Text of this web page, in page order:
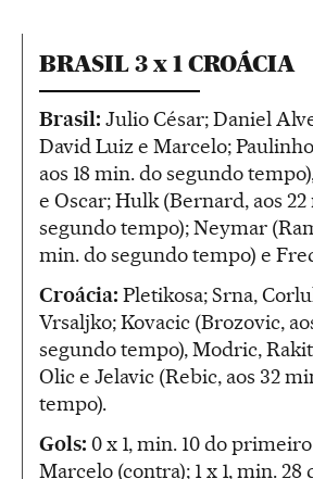
BRASIL 3 x 1 CROÁCIA
Brasil: Julio César; Daniel
David Luiz e Marcelo;
aos 18 min. do segundo
e Oscar; Hulk (Bernard, aos
segundo tempo); Neymar
min. do segundo tempo) e
Croácia: Pletikosa; Srna,
Vrsaljko; Kovacic (Brozovic,
segundo tempo), Modric,
Olic e Jelavic (Rebic, aos 32
tempo).
Gols: 0 x 1, min. 10 do
Marcelo (contra); 1 x 1, min.